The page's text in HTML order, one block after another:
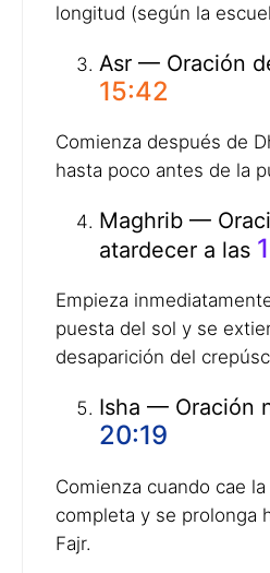
longitud (según la
Asr — Oración
15:42
Comienza después de
hasta poco antes de la
Maghrib —
atardecer a las
Empieza
puesta del sol y se
desaparición del
Isha — Oración
20:19
Comienza cuando cae
completa y se prolonga
Fajr.